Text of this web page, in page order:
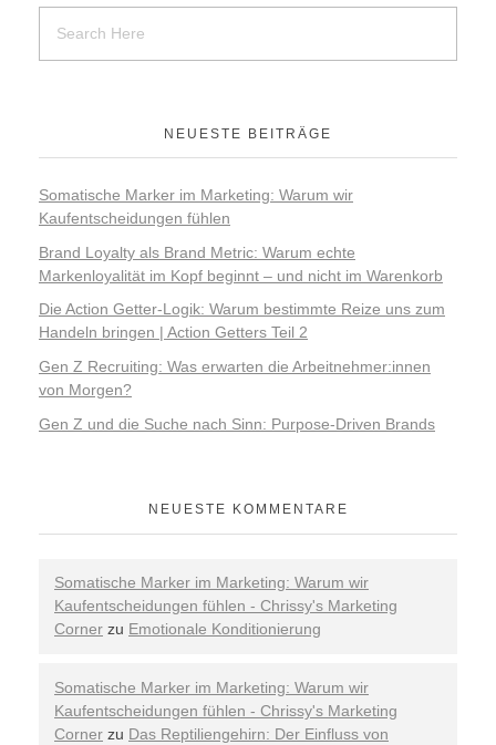
NEUESTE BEITRÄGE
Somatische Marker im Marketing: Warum wir
Kaufentscheidungen fühlen
Brand Loyalty als Brand Metric: Warum echte
Markenloyalität im Kopf beginnt – und nicht im Warenkorb
Die Action Getter-Logik: Warum bestimmte Reize uns zum
Handeln bringen | Action Getters Teil 2
Gen Z Recruiting: Was erwarten die Arbeitnehmer:innen
von Morgen?
Gen Z und die Suche nach Sinn: Purpose-Driven Brands
NEUESTE KOMMENTARE
Somatische Marker im Marketing: Warum wir
Kaufentscheidungen fühlen - Chrissy's Marketing
Corner zu Emotionale Konditionierung
Somatische Marker im Marketing: Warum wir
Kaufentscheidungen fühlen - Chrissy's Marketing
Corner zu Das Reptiliengehirn: Der Einfluss von